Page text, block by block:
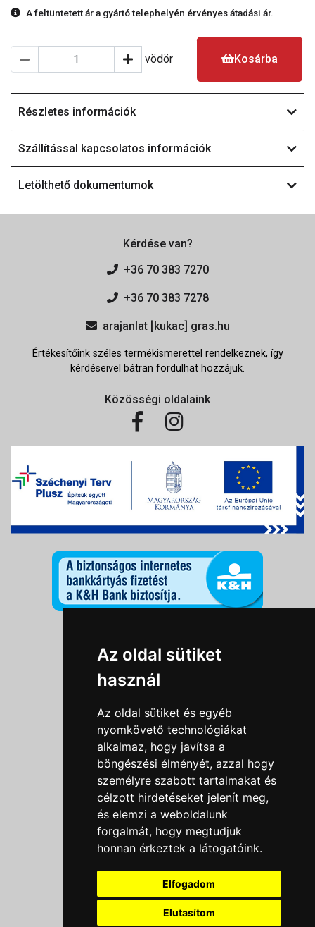
Az oldal sütiket
használ
Az oldal sütiket és egyéb
nyomkövető technológiákat
alkalmaz, hogy javítsa a
böngészési élményét, azzal hogy
személyre szabott tartalmakat és
célzott hirdetéseket jelenít meg,
és elemzi a weboldalunk
forgalmát, hogy megtudjuk
honnan érkeztek a látogatóink.
Elfogadom
Elutasítom
A feltüntetett ár a gyártó telephelyén érvényes átadási ár.
vödör Kosárba
Részletes információk
Szállítással kapcsolatos információk
Letölthető dokumentumok
Kérdése van?
+36 70 383 7270
+36 70 383 7278
arajanlat [kukac] gras.hu
Értékesítőink széles termékismerettel rendelkeznek, így
kérdéseivel bátran fordulhat hozzájuk.
Közösségi oldalaink
Információk
Általános szerződési feltételek
Impresszum
Nyereményjáték szabály
Outlet nap nyereményjáték szabályzat
Süti beállítások
Menü
Ajánlatkérés
Szakmai tippek / Újdonságok
Kapcsolat
Letölthető katalógusok
Rólunk